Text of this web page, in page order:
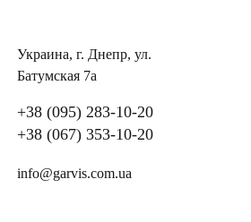
Украина, г. Днепр, ул.
Батумская 7а
+38 (095) 283-10-20
+38 (067) 353-10-20
info@garvis.com.ua